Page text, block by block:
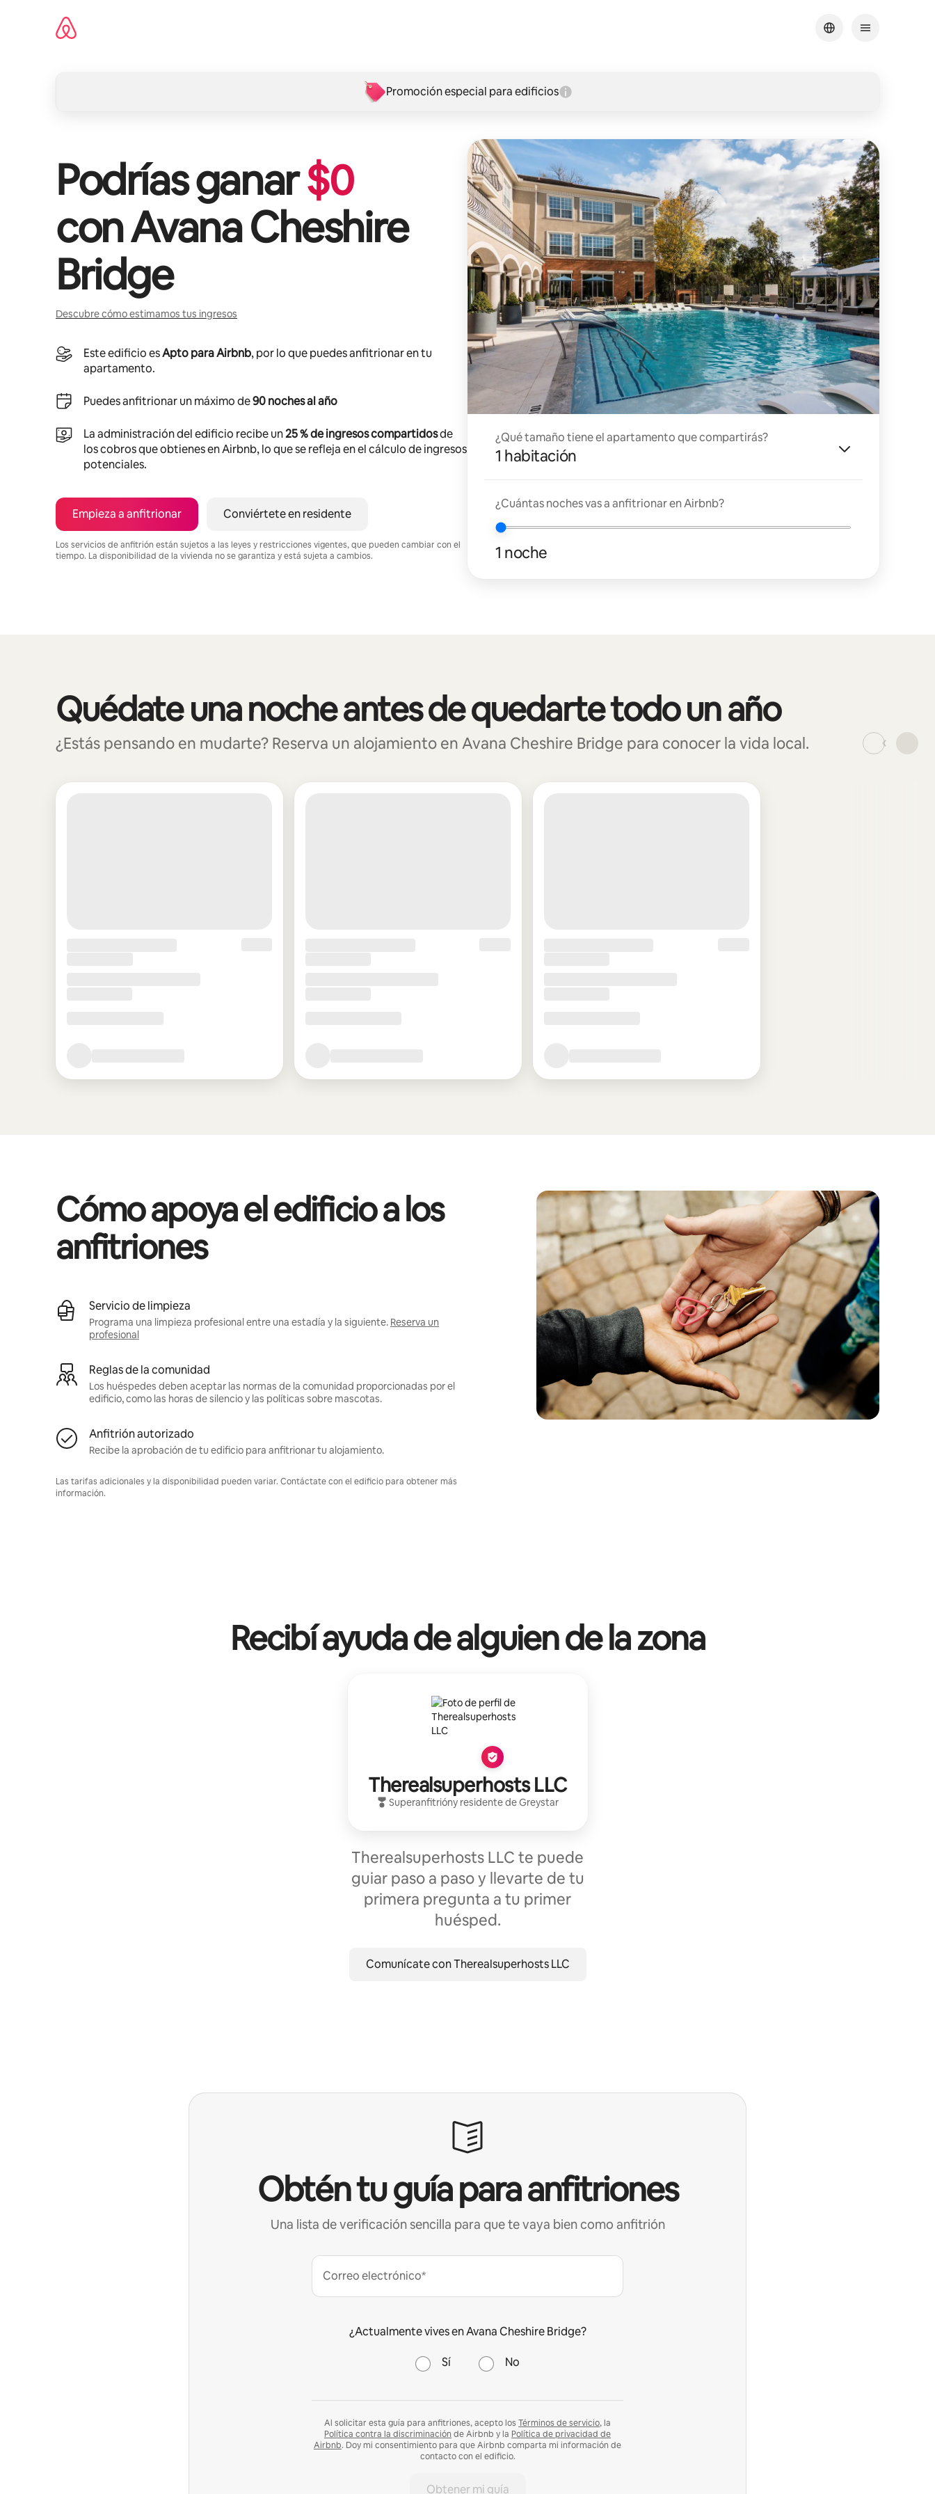
Promoción especial para edificios
Podrías ganar$0
conAvana Cheshire
Bridge
Descubre cómo estimamos tus ingresos
Este edificio esApto para Airbnb, por lo que puedes anfitrionar en tu
apartamento.
Puedes anfitrionar un máximo de90 noches al año
La administración del edificio recibe un25 % de ingresos compartidosde
los cobros que obtienes en Airbnb, lo que se refleja en el cálculo de ingresos
potenciales.
Empieza a anfitrionar Conviértete en residente
Los servicios de anfitrión están sujetos a las leyes y restricciones vigentes, que pueden cambiar con el
tiempo. La disponibilidad de la vivienda no se garantiza y está sujeta a cambios.
¿Qué tamaño tiene el apartamento que compartirás?
1 habitación
¿Cuántas noches vas a anfitrionar en Airbnb?
1 noche
Quédate una noche antes de quedarte todo un año
¿Estás pensando en mudarte? Reserva un alojamiento en Avana Cheshire Bridge para conocer la vida local.
Se muestran0 de 0 elementos
_
Cómo apoya el edificio a los
anfitriones
Servicio de limpieza
Programa una limpieza profesional entre una estadía y la siguiente. Reserva un
profesional
Reglas de la comunidad
Los huéspedes deben aceptar las normas de la comunidad proporcionadas por el
edificio, como las horas de silencio y las políticas sobre mascotas.
Anfitrión autorizado
Recibe la aprobación de tu edificio para anfitrionar tu alojamiento.
Las tarifas adicionales y la disponibilidad pueden variar. Contáctate con el edificio para obtener más
información.
Recibí ayuda de alguien de la zona
Therealsuperhosts LLC
Superanfitrióny residente deGreystar
Therealsuperhosts LLC te puede
guiar paso a paso y llevarte de tu
primera pregunta a tu primer
huésped.
Comunícate con Therealsuperhosts LLC
Obtén tu guía para anfitriones
Una lista de verificación sencilla para que te vaya bien como anfitrión
Correo electrónico*
¿Actualmente vives en Avana Cheshire Bridge?
Sí No
Al solicitar esta guía para anfitriones, acepto los Términos de servicio, la
Política contra la discriminación de Airbnb y la Política de privacidad de
Airbnb. Doy mi consentimiento para que Airbnb comparta mi información de
contacto con el edificio.
Obtener mi guía